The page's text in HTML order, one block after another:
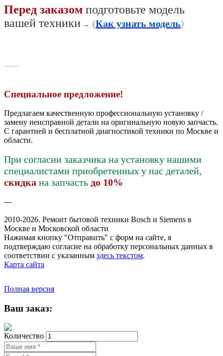
Перед заказом подготовьте модель
вашей техники → (Как узнать модель)
-----
Специальное предложение!
Предлагаем качественную профессиональную установку /
замену неисправной детали на оригинальную новую запчасть.
С гарантией и бесплатной диагностикой техники по Москве и
области.
При согласии заказчика на установку нашими
специалистами приобретенных у нас деталей,
скидка на запчасть до 10%
---
2010-2026. Ремонт бытовой техники Bosch и Siemens в
Москве и Московской области
Нажимая кнопку "Отправить" c форм на сайте, я
подтверждаю согласие на обработку персональных данных в
соответствии с указанным здесь текстом.
Карта сайта
Полная версия
Ваш заказ:
Количество